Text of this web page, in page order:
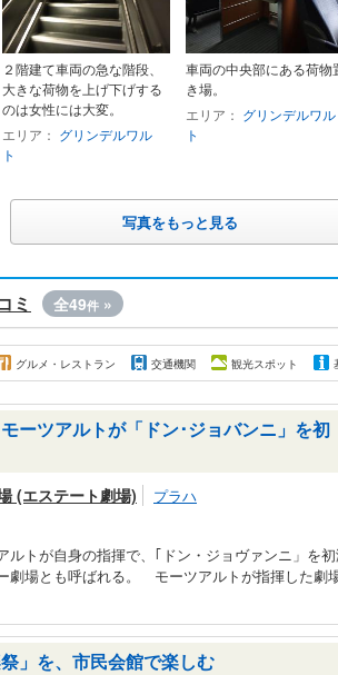
２階建て車両の急な階段、
大きな荷物を上げ下げする
のは女性には大変。
エリア： グリンデルワル
ト
車両の中央部にある荷物
き場。
エリア： グリンデルワル
ト
写真をもっと見る
ミ 全49件 »
グルメ・レストラン 交通機関 観光スポット
ーツアルトが「ドン･ジョバンニ」を初
(エステート劇場) プラハ
トが自身の指揮で、｢ドン・ジョヴァンニ」を
場とも呼ばれる。 モーツアルトが指揮した劇
」を、市民会館で楽しむ